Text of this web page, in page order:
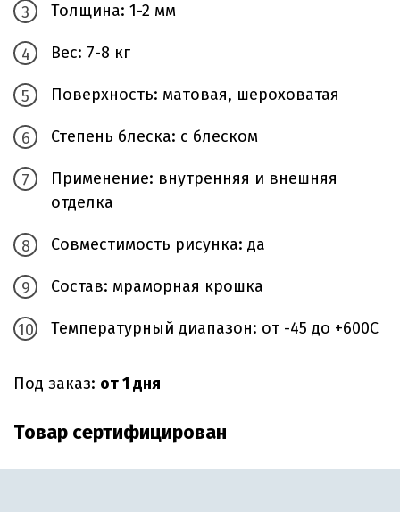
Толщина: 1-2 мм
Вес: 7-8 кг
Поверхность: матовая, шероховатая
Степень блеска: с блеском
Применение: внутренняя и внешняя
отделка
Совместимость рисунка: да
Состав: мраморная крошка
Температурный диапазон: от -45 до +600С
Под заказ: от 1 дня
Товар сертифицирован